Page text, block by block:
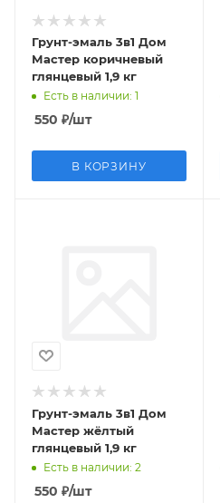
Грунт-эмаль 3в1 Дом
Мастер коричневый
глянцевый 1,9 кг
Есть в наличии: 1
550 ₽/шт
В КОРЗИНУ
Грунт-эмаль 3в1 Дом
Мастер жёлтый
глянцевый 1,9 кг
Есть в наличии: 2
550 ₽/шт